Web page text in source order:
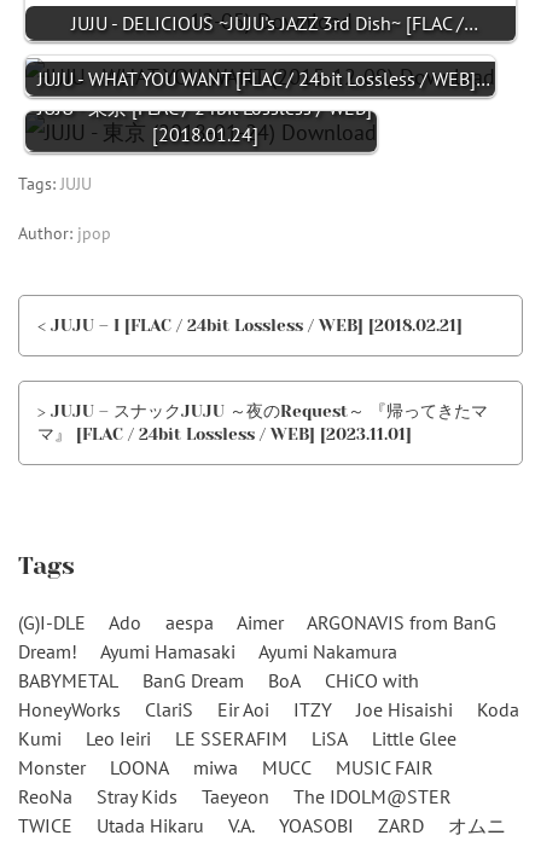
JUJU - DELICIOUS ~JUJU's JAZZ 3rd Dish~ [FLAC /…
JUJU - WHAT YOU WANT [FLAC / 24bit Lossless / WEB]…
JUJU - 東京 [FLAC / 24bit Lossless / WEB]
[2018.01.24]
Tags:JUJU
Author: jpop
< JUJU – I [FLAC / 24bit Lossless / WEB] [2018.02.21]
> JUJU – スナックJUJU ～夜のRequest～ 『帰ってきたマ
マ』 [FLAC / 24bit Lossless / WEB] [2023.11.01]
Tags
(G)I-DLE Ado aespa Aimer
ARGONAVIS from BanG
Dream!
Ayumi Hamasaki
Ayumi Nakamura
BABYMETAL
BanG Dream BoA
CHiCO with
HoneyWorks
ClariS Eir Aoi ITZY Joe Hisaishi
Koda
Kumi
Leo Ieiri LE SSERAFIM LiSA
Little Glee
Monster
LOONA miwa MUCC
MUSIC FAIR
ReoNa
Stray Kids Taeyeon
The IDOLM@STER
TWICE
Utada Hikaru V.A. YOASOBI ZARD
オムニ